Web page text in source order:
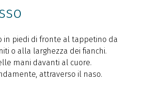
in piedi di fronte al tappetino da
o alla larghezza dei fianchi.
mani davanti al cuore.
attraverso il naso.